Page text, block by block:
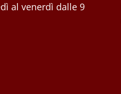
al venerdì dalle 9